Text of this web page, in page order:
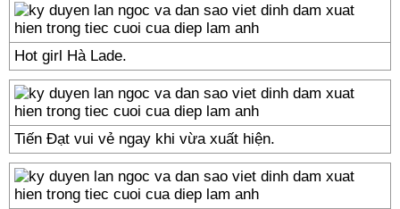
Hot girl Hà Lade.
Tiến Đạt vui vẻ ngay khi vừa xuất hiện.